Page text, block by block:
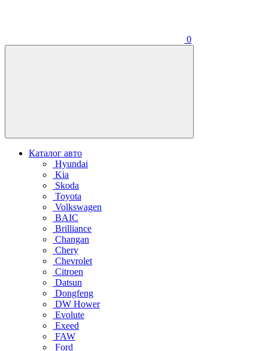
0
Каталог авто
Hyundai
Kia
Skoda
Toyota
Volkswagen
BAIC
Brilliance
Changan
Chery
Chevrolet
Citroen
Datsun
Dongfeng
DW Hower
Evolute
Exeed
FAW
Ford